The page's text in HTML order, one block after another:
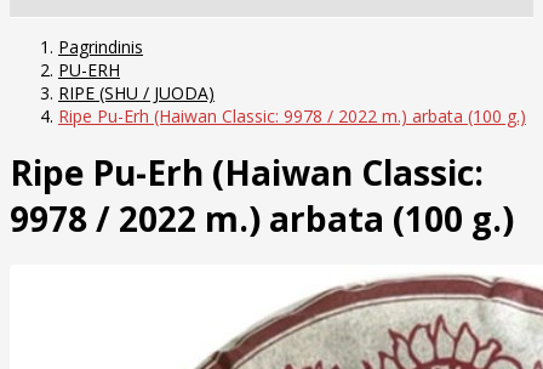
Pagrindinis
PU-ERH
RIPE (SHU / JUODA)
Ripe Pu-Erh (Haiwan Classic: 9978 / 2022 m.) arbata (100 g.)
Ripe Pu-Erh (Haiwan Classic:
9978 / 2022 m.) arbata (100 g.)